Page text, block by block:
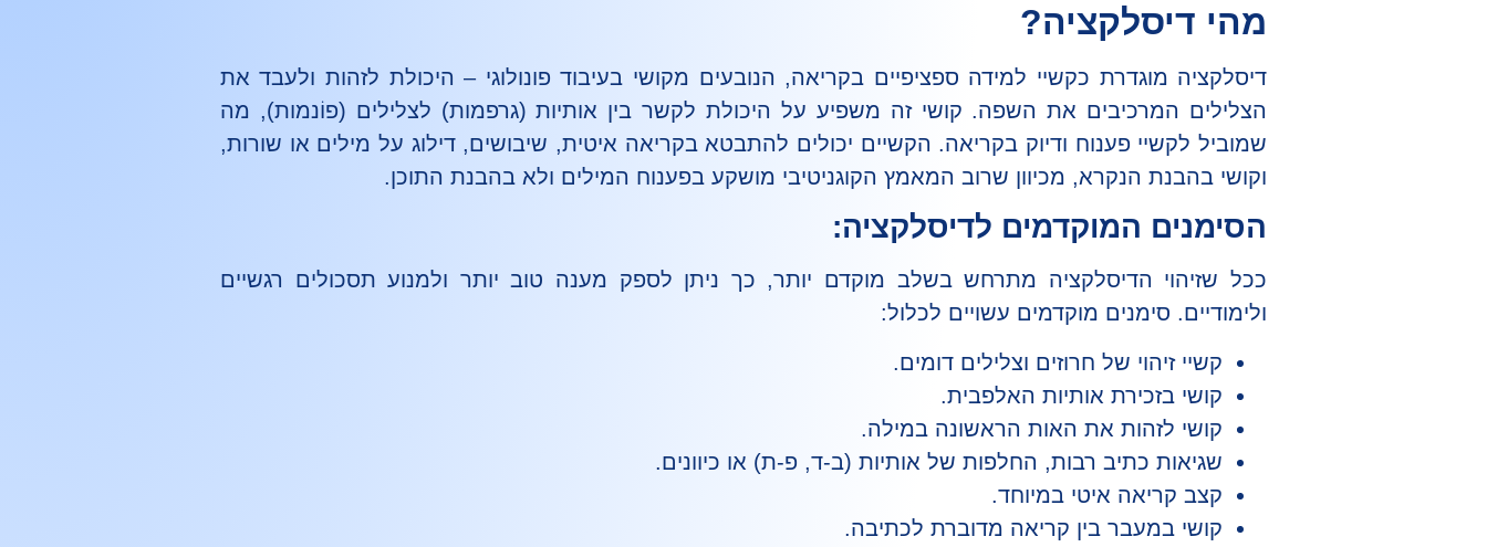
מהי דיסלקציה?
דיסלקציה מוגדרת כקשיי למידה ספציפיים בקריאה, הנובעים מקושי בעיבוד פונולוגי – היכולת לזהות ולעבד את
הצלילים המרכיבים את השפה. קושי זה משפיע על היכולת לקשר בין אותיות (גרפמות) לצלילים (פוֹנמות), מה
שמוביל לקשיי פענוח ודיוק בקריאה. הקשיים יכולים להתבטא בקריאה איטית, שיבושים, דילוג על מילים או שורות,
וקושי בהבנת הנקרא, מכיוון שרוב המאמץ הקוגניטיבי מושקע בפענוח המילים ולא בהבנת התוכן.
הסימנים המוקדמים לדיסלקציה:
ככל שזיהוי הדיסלקציה מתרחש בשלב מוקדם יותר, כך ניתן לספק מענה טוב יותר ולמנוע תסכולים רגשיים
ולימודיים. סימנים מוקדמים עשויים לכלול:
קשיי זיהוי של חרוזים וצלילים דומים.
קושי בזכירת אותיות האלפבית.
קושי לזהות את האות הראשונה במילה.
שגיאות כתיב רבות, החלפות של אותיות (ב-ד, פ-ת) או כיוונים.
קצב קריאה איטי במיוחד.
קושי במעבר בין קריאה מדוברת לכתיבה.